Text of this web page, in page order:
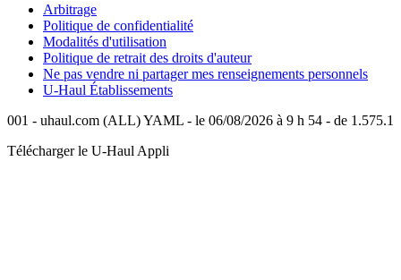
Arbitrage
Politique de confidentialité
Modalités d'utilisation
Politique de retrait des droits d'auteur
Ne pas vendre ni partager mes renseignements personnels
U-Haul Établissements
001 - uhaul.com (ALL) YAML - le 06/08/2026 à 9 h 54 - de 1.575.1
Télécharger le U-Haul Appli